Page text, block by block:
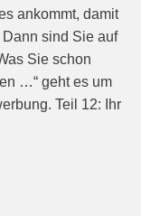
ankommt, damit
sind Sie auf
Sie schon
…“ geht es um
Teil 12: Ihr